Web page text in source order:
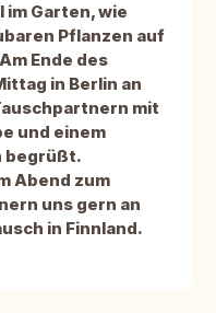
Garten, wie
Pflanzen auf
Ende des
in Berlin an
mit
und einem
begrüßt.
Abend zum
uns gern an
in Finnland.